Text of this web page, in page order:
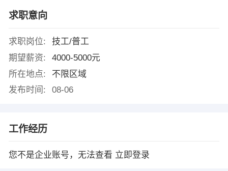
求职意向
求职岗位:
技工/普工
期望薪资:
4000-5000元
所在地点:
不限区域
发布时间:
08-06
工作经历
您不是企业账号，无法查看 立即登录